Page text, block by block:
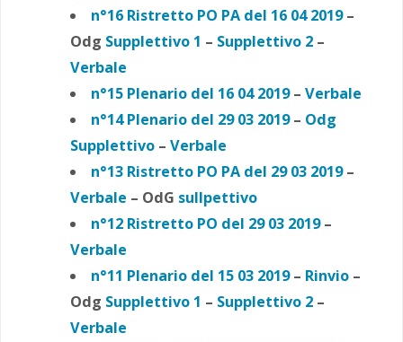
n°16 Ristretto PO PA del 16 04 2019–
Odg Supplettivo 1 – Supplettivo 2–
Verbale
n°15 Plenario del 16 04 2019–Verbale
n°14 Plenario del 29 03 2019– Odg
Supplettivo– Verbale
n°13 Ristretto PO PA del 29 03 2019–
Verbale – OdG sullpettivo
n°12 Ristretto PO del 29 03 2019–
Verbale
n°11 Plenario del 15 03 2019– Rinvio –
Odg Supplettivo 1 – Supplettivo 2–
Verbale